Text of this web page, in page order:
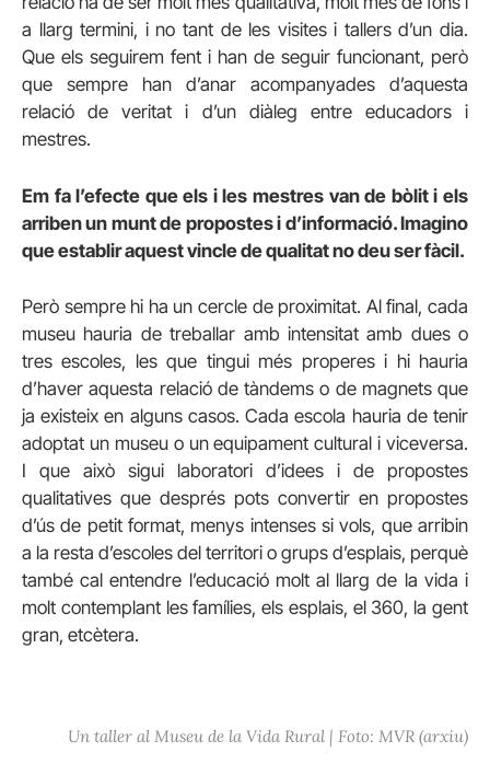
a llarg termini, i no tant de les visites i tallers d’un dia.
Que els seguirem fent i han de seguir funcionant, però
que sempre han d’anar acompanyades d’aquesta
relació de veritat i d’un diàleg entre educadors i
mestres.
Em fa l’efecte que els i les mestres van de bòlit i els
arriben un munt de propostes i d’informació. Imagino
que establir aquest vincle de qualitat no deu ser fàcil.
Però sempre hi ha un cercle de proximitat. Al final, cada
museu hauria de treballar amb intensitat amb dues o
tres escoles, les que tingui més properes i hi hauria
d’haver aquesta relació de tàndems o de magnets que
ja existeix en alguns casos. Cada escola hauria de tenir
adoptat un museu o un equipament cultural i viceversa.
I que això sigui laboratori d’idees i de propostes
qualitatives que després pots convertir en propostes
d’ús de petit format, menys intenses si vols, que arribin
a la resta d’escoles del territori o grups d’esplais, perquè
també cal entendre l’educació molt al llarg de la vida i
molt contemplant les famílies, els esplais, el 360, la gent
gran, etcètera.
Un taller al Museu de la Vida Rural | Foto: MVR (arxiu)